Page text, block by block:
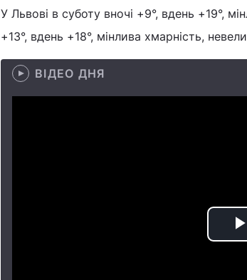
У Львові в суботу вночі +9°, вдень +19°,
+13°, вдень +18°, мінлива хмарність,
ВІДЕО ДНЯ